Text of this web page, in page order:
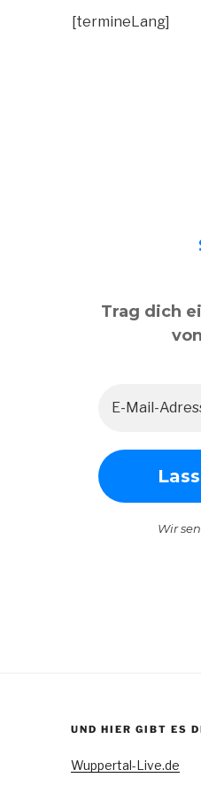
[termineLang]
Trag dich
Wir
UND HIER GIBT ES
Wuppertal-Live.de